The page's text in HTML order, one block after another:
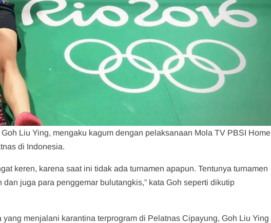
Liu Ying, mengaku kagum dengan pelaksanaan Mola TV PBSI Home
di Indonesia.
keren, karena saat ini tidak ada turnamen apapun. Tentunya turnamen
juga para penggemar bulutangkis,” kata Goh seperti dikutip
menjalani karantina terprogram di Pelatnas Cipayung, Goh Liu Ying